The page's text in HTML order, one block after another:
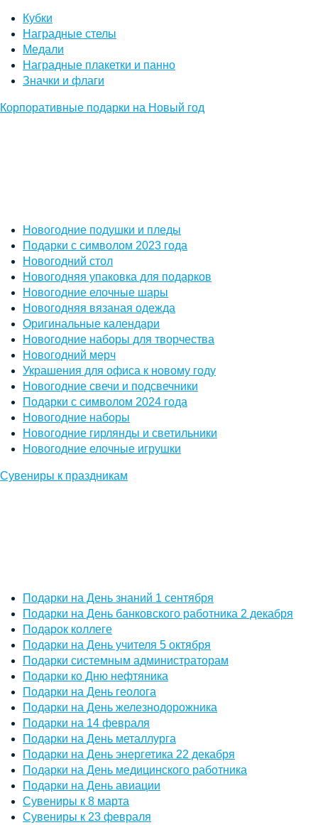
Кубки
Наградные стелы
Медали
Наградные плакетки и панно
Значки и флаги
Корпоративные подарки на Новый год
Новогодние подушки и пледы
Подарки с символом 2023 года
Новогодний стол
Новогодняя упаковка для подарков
Новогодние елочные шары
Новогодняя вязаная одежда
Оригинальные календари
Новогодние наборы для творчества
Новогодний мерч
Украшения для офиса к новому году
Новогодние свечи и подсвечники
Подарки с символом 2024 года
Новогодние наборы
Новогодние гирлянды и светильники
Новогодние елочные игрушки
Сувениры к праздникам
Подарки на День знаний 1 сентября
Подарки на День банковского работника 2 декабря
Подарок коллеге
Подарки на День учителя 5 октября
Подарки системным администраторам
Подарки ко Дню нефтяника
Подарки на День геолога
Подарки на День железнодорожника
Подарки на 14 февраля
Подарки на День металлурга
Подарки на День энергетика 22 декабря
Подарки на День медицинского работника
Подарки на День авиации
Сувениры к 8 марта
Сувениры к 23 февраля